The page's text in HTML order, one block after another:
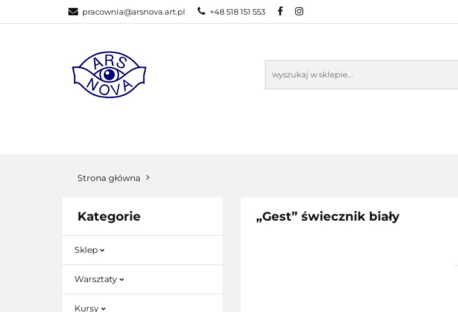
pracownia@arsnova.art.pl +48 518 151 553
SZKOLENIA ONLINE MATERIAŁY/FARBY/FORMY
Strona główna
Kategorie
Sklep
Warsztaty
Kursy
„Gest” świecznik biały